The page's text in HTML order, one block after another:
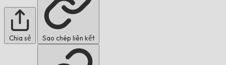
Chia sẻ Sao chép liên kết